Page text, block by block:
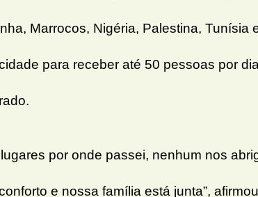
Marrocos, Nigéria, Palestina, Tunísia
para receber até 50 pessoas por
lugares por onde passei, nenhum nos
e nossa família está junta”,